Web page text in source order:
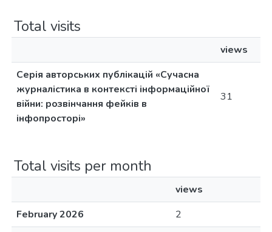
Total visits
views
Серія авторських публікацій «Сучасна
журналістика в контексті інформаційної
війни: розвінчання фейків в
інфопросторі»
31
Total visits per month
views
February 2026
2